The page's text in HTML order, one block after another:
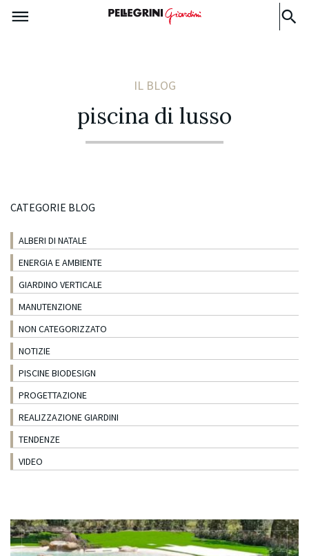
IL BLOG
piscina di lusso
CATEGORIE BLOG
ALBERI DI NATALE
ENERGIA E AMBIENTE
GIARDINO VERTICALE
MANUTENZIONE
NON CATEGORIZZATO
NOTIZIE
PISCINE BIODESIGN
PROGETTAZIONE
REALIZZAZIONE GIARDINI
TENDENZE
VIDEO